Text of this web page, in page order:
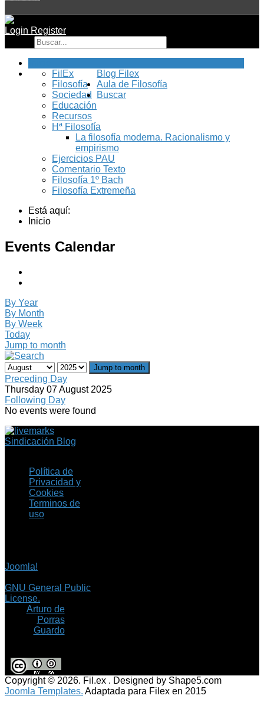
Login Register
Blog Filex
FilEx
Filosofía
Sociedad
Educación
Recursos
Aula de Filosofía
Hª Filosofía
La filosofía moderna. Racionalismo y
empirismo
Ejercicios PAU
Comentario Texto
Filosofía 1º Bach
Filosofía Extremeña
Buscar
Está aquí:
Inicio
Events Calendar
By Year
By Month
By Week
Today
Jump to month
Jump to month
Preceding Day
Thursday 07 August 2025
Following Day
No events were found
Sindicación Blog
Política de
Privacidad y
Cookies
Terminos de
uso
Joomla!
GNU General Public
License.
Arturo de
Porras
Guardo
Copyright © 2026. Fil.ex . Designed by Shape5.com
Joomla Templates. Adaptada para Filex en 2015